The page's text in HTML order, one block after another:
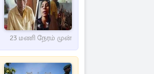
23 மணி நேரம் முன்